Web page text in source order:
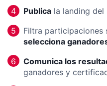
4
Publica la landing del
5
Filtra participaciones
selecciona
6
Comunica los
ganadores y